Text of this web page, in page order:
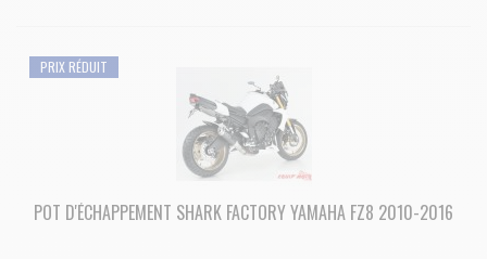
PRIX RÉDUIT
POT D'ÉCHAPPEMENT SHARK FACTORY YAMAHA FZ8 2010-2016